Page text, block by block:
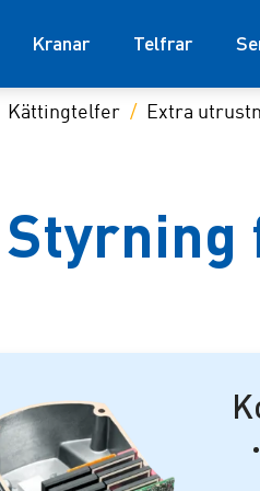
Kranar Telfrar
Kättingtelfer Extra